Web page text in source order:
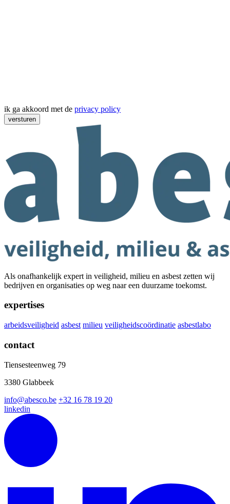
ik ga akkoord met de privacy policy
versturen
Als onafhankelijk expert in veiligheid, milieu en asbest zetten wij
bedrijven en organisaties op weg naar een duurzame toekomst.
expertises
arbeidsveiligheid asbest milieu veiligheidscoördinatie asbestlabo
contact
Tiensesteenweg 79
3380 Glabbeek
info@abesco.be +32 16 78 19 20
linkedin